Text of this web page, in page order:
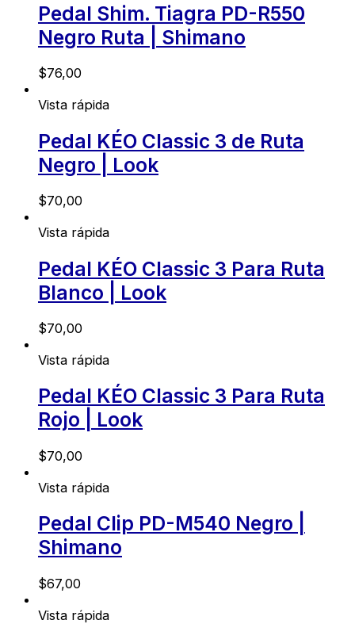
Pedal Shim. Tiagra PD-R550
Negro Ruta | Shimano
$76,00
Vista rápida
Pedal KÉO Classic 3 de Ruta
Negro | Look
$70,00
Vista rápida
Pedal KÉO Classic 3 Para Ruta
Blanco | Look
$70,00
Vista rápida
Pedal KÉO Classic 3 Para Ruta
Rojo | Look
$70,00
Vista rápida
Pedal Clip PD-M540 Negro |
Shimano
$67,00
Vista rápida